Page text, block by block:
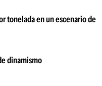
tonelada en un escenario de
dinamismo